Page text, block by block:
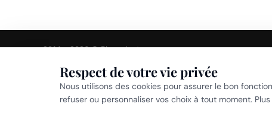
2014 – 2026 © Bhproducts
Respect de votre vie privée
Nous utilisons des cookies pour assurer le bon
refuser ou personnaliser vos choix à tout moment.